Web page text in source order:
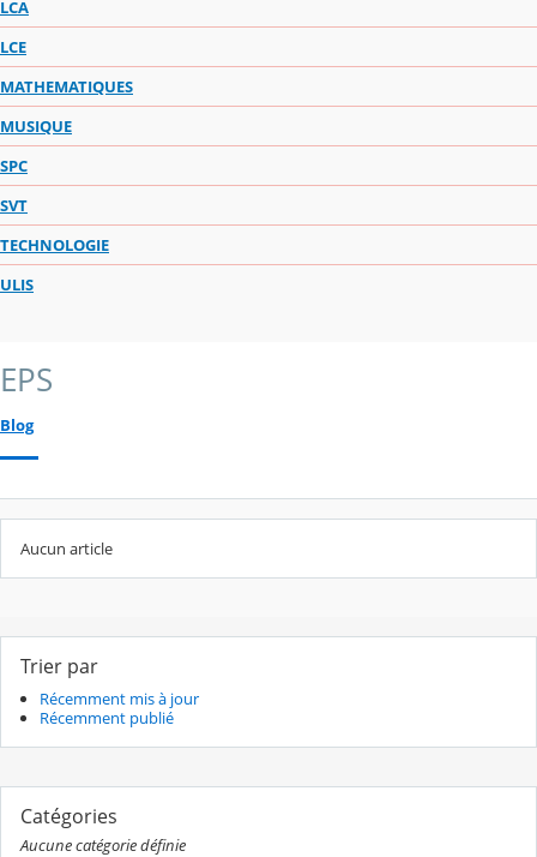
LCA
LCE
MATHEMATIQUES
MUSIQUE
SPC
SVT
TECHNOLOGIE
ULIS
EPS
Blog
Aucun article
Trier par
Récemment mis à jour
Récemment publié
Catégories
Aucune catégorie définie